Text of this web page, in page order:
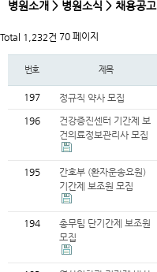
병원소개 > 병원소식 > 채용공고
Total 1,232건 70 페이지
번호 제목
197 정규직 약사 모집
196
건강증진센터 기간제 보
건의료정보관리사 모집
195
간호부 (환자운송요원)
기간제 보조원 모집
194
총무팀 단기간제 보조원
모집